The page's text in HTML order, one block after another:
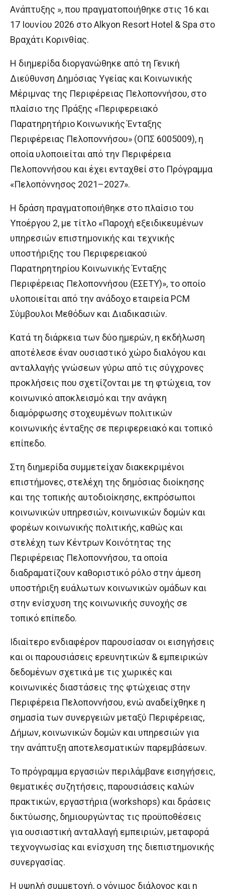
Ανάπτυξης », που πραγματοποιήθηκε στις 16 και
17 Ιουνίου 2026 στο Alkyon Resort Hotel & Spa στο
Βραχάτι Κορινθίας.
Η διημερίδα διοργανώθηκε από τη Γενική
Διεύθυνση Δημόσιας Υγείας και Κοινωνικής
Μέριμνας της Περιφέρειας Πελοποννήσου, στο
πλαίσιο της Πράξης «Περιφερειακό
Παρατηρητήριο Κοινωνικής Ένταξης
Περιφέρειας Πελοποννήσου» (ΟΠΣ 6005009), η
οποία υλοποιείται από την Περιφέρεια
Πελοποννήσου και έχει ενταχθεί στο Πρόγραμμα
«Πελοπόννησος 2021–2027».
Η δράση πραγματοποιήθηκε στο πλαίσιο του
Υποέργου 2, με τίτλο «Παροχή εξειδικευμένων
υπηρεσιών επιστημονικής και τεχνικής
υποστήριξης του Περιφερειακού
Παρατηρητηρίου Κοινωνικής Ένταξης
Περιφέρειας Πελοποννήσου (ΕΣΕΤΥ)», το οποίο
υλοποιείται από την ανάδοχο εταιρεία PCM
Σύμβουλοι Μεθόδων και Διαδικασιών.
Κατά τη διάρκεια των δύο ημερών, η εκδήλωση
αποτέλεσε έναν ουσιαστικό χώρο διαλόγου και
ανταλλαγής γνώσεων γύρω από τις σύγχρονες
προκλήσεις που σχετίζονται με τη φτώχεια, τον
κοινωνικό αποκλεισμό και την ανάγκη
διαμόρφωσης στοχευμένων πολιτικών
κοινωνικής ένταξης σε περιφερειακό και τοπικό
επίπεδο.
Στη διημερίδα συμμετείχαν διακεκριμένοι
επιστήμονες, στελέχη της δημόσιας διοίκησης
και της τοπικής αυτοδιοίκησης, εκπρόσωποι
κοινωνικών υπηρεσιών, κοινωνικών δομών και
φορέων κοινωνικής πολιτικής, καθώς και
στελέχη των Κέντρων Κοινότητας της
Περιφέρειας Πελοποννήσου, τα οποία
διαδραματίζουν καθοριστικό ρόλο στην άμεση
υποστήριξη ευάλωτων κοινωνικών ομάδων και
στην ενίσχυση της κοινωνικής συνοχής σε
τοπικό επίπεδο.
Ιδιαίτερο ενδιαφέρον παρουσίασαν οι εισηγήσεις
και οι παρουσιάσεις ερευνητικών & εμπειρικών
δεδομένων σχετικά με τις χωρικές και
κοινωνικές διαστάσεις της φτώχειας στην
Περιφέρεια Πελοποννήσου, ενώ αναδείχθηκε η
σημασία των συνεργειών μεταξύ Περιφέρειας,
Δήμων, κοινωνικών δομών και υπηρεσιών για
την ανάπτυξη αποτελεσματικών παρεμβάσεων.
Το πρόγραμμα εργασιών περιλάμβανε εισηγήσεις,
θεματικές συζητήσεις, παρουσιάσεις καλών
πρακτικών, εργαστήρια (workshops) και δράσεις
δικτύωσης, δημιουργώντας τις προϋποθέσεις
για ουσιαστική ανταλλαγή εμπειριών, μεταφορά
τεχνογνωσίας και ενίσχυση της διεπιστημονικής
συνεργασίας.
Η υψηλή συμμετοχή, ο γόνιμος διάλογος και η